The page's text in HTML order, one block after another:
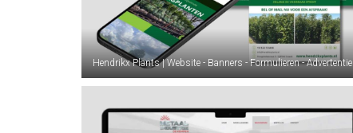
Hendrikx Plants | Website - Banners - Formulieren - Advertentie